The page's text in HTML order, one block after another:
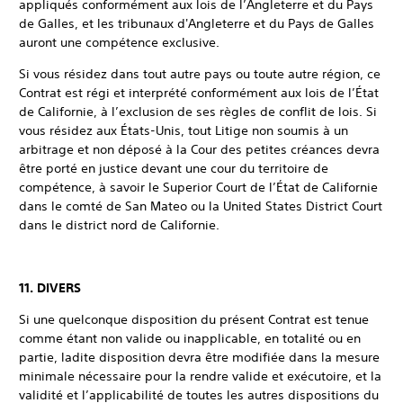
appliqués conformément aux lois de l’Angleterre et du Pays
de Galles, et les tribunaux d'Angleterre et du Pays de Galles
auront une compétence exclusive.
Si vous résidez dans tout autre pays ou toute autre région, ce
Contrat est régi et interprété conformément aux lois de l’État
de Californie, à l’exclusion de ses règles de conflit de lois. Si
vous résidez aux États-Unis, tout Litige non soumis à un
arbitrage et non déposé à la Cour des petites créances devra
être porté en justice devant une cour du territoire de
compétence, à savoir le Superior Court de l’État de Californie
dans le comté de San Mateo ou la United States District Court
dans le district nord de Californie.
11. DIVERS
Si une quelconque disposition du présent Contrat est tenue
comme étant non valide ou inapplicable, en totalité ou en
partie, ladite disposition devra être modifiée dans la mesure
minimale nécessaire pour la rendre valide et exécutoire, et la
validité et l’applicabilité de toutes les autres dispositions du